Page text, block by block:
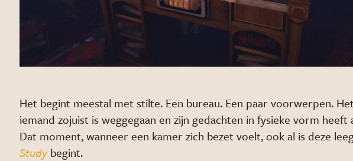
Het begint meestal met stilte. Een bureau. Een paar voorwerpen.
iemand zojuist is weggegaan en zijn gedachten in fysieke vorm heeft
Dat moment, wanneer een kamer zich bezet voelt, ook al is deze
Studybegint.